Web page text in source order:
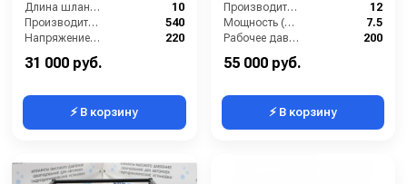
Длина шланга (м):
10
Производительность (л/ч):
540
Напряжение (В):
220
Рабочее давление (бар):
31 000 руб.
⚡ В корзину
Производительность (л/мин):
12
Мощность (л.с.):
7.5
Рабочее давление (бар):
200
Обороты двигателя (об/мин):
55 000 руб.
⚡ В корзину